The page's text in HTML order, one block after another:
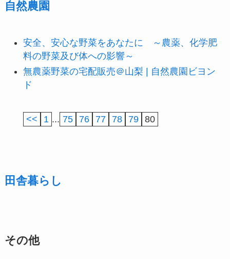
自然農園
安全、安心な野菜をあなたに ～農薬、化学肥
料の野菜及び体への影響～
無農薬野菜の宅配販売＠山梨 | 自然農園ビヨン
ド
<< 1 ... 75 76 77 78 79 80
田舎暮らし
その他